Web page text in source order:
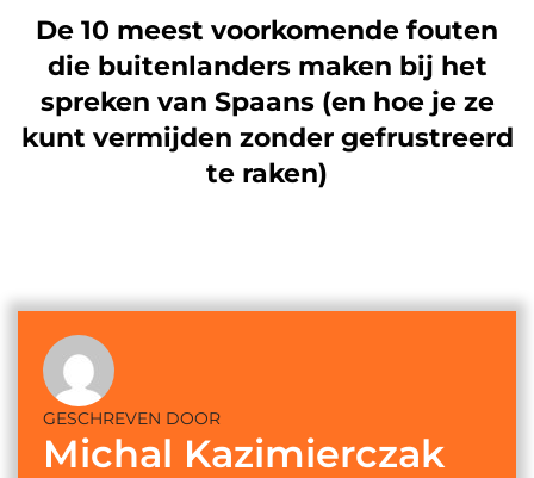
De 10 meest voorkomende fouten
die buitenlanders maken bij het
spreken van Spaans (en hoe je ze
kunt vermijden zonder gefrustreerd
te raken)
GESCHREVEN DOOR
Michal Kazimierczak